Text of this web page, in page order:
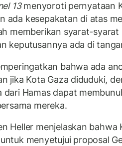
13menyoroti pernyataan
ada kesepakatan di atas
memberikan syarat-syarat
keputusannya ada di
bahwa ada
jika Kota Gaza diduduki,
dari Hamas dapat
mereka.
Heller menjelaskan bahwa
menyetujui proposal